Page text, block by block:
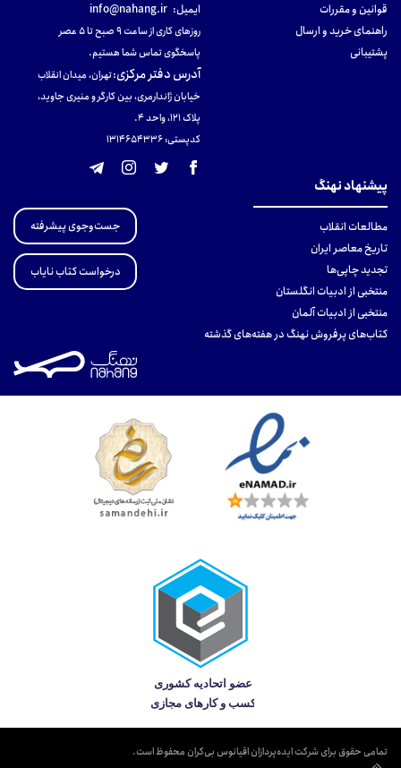
قوانین و مقررات
راهنمای خرید و ارسال
پشتیبانی
ایمیل: info@nahang.ir
روزهای کاری از ساعت ۹ صبح تا ۵ عصر
پاسخگوی تماس شما هستیم.
آدرس دفتر مرکزی:تهران، میدان انقلاب
خیابان ژاندارمری، بین کارگر و منیری جاوید،
پلاک 121، واحد ۴.
کدپستی: 131465433۶
پیشنهاد نهنگ
مطالعات انقلاب
تاریخ معاصر ایران
تجدید چاپی‌ها
منتخبی از ادبیات انگلستان
منتخبی از ادبیات آلمان
کتاب‌های پرفروش نهنگ در هفته‌های گذشته
جست‌وجوی پیشرفته
درخواست کتاب نایاب
تمامی حقوق برای شرکت ایده‌پردازان اقیانوس بی‌کران محفوظ است.